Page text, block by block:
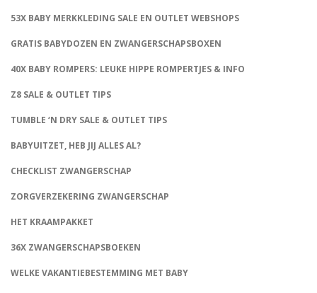
53X BABY MERKKLEDING SALE EN OUTLET WEBSHOPS
GRATIS BABYDOZEN EN ZWANGERSCHAPSBOXEN
40X BABY ROMPERS: LEUKE HIPPE ROMPERTJES & INFO
Z8 SALE & OUTLET TIPS
TUMBLE ‘N DRY SALE & OUTLET TIPS
BABYUITZET, HEB JIJ ALLES AL?
CHECKLIST ZWANGERSCHAP
ZORGVERZEKERING ZWANGERSCHAP
HET KRAAMPAKKET
36X ZWANGERSCHAPSBOEKEN
WELKE VAKANTIEBESTEMMING MET BABY